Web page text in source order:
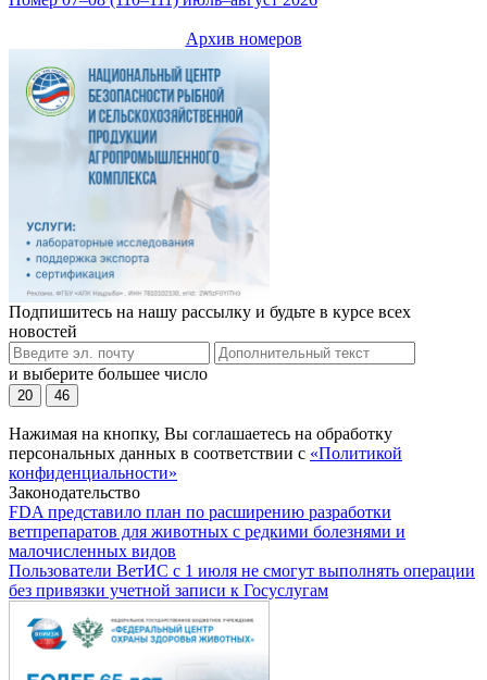
Архив номеров
Подпишитесь на нашу рассылку и будьте в курсе всех
новостей
и выберите большее число
20 46
Нажимая на кнопку, Вы соглашаетесь на обработку
персональных данных в соответствии с «Политикой
конфиденциальности»
Законодательство
FDA представило план по расширению разработки
ветпрепаратов для животных с редкими болезнями и
малочисленных видов
Пользователи ВетИС с 1 июля не смогут выполнять операции
без привязки учетной записи к Госуслугам